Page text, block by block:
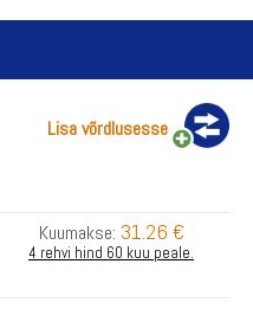
Lisa võrdlusesse
Kuumakse: 31.26 €
4 rehvi hind 60 kuu peale.